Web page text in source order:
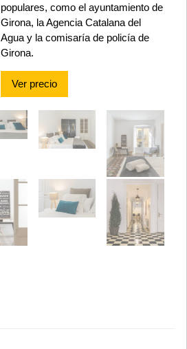
populares, como el ayuntamiento de
Girona, la Agencia Catalana del
Agua y la comisaría de policía de
Girona.
Ver precio